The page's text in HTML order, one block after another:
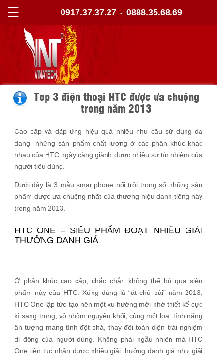
☰ 0917.37.37.27 - 0888.35.68.69
Top 3 điện thoại HTC được ưa chuộng
trong năm 2013
Cao cấp và đáp ứng hiệu quả nhiều nhu cầu sử dụng đa
dạng, những sản phẩm chất lượng ở các phân khúc khác
nhau của HTC ngày càng giành được nhiều sự tín nhiệm của
người tiêu dùng.
Dưới đây là 3 mẫu smartphone nổi trội trong số những sản
phẩm được ưa chuộng nhất của thương hiệu danh tiếng này
trong năm 2013.
HTC ONE – SIÊU PHẨM ĐOẠT NHIỀU GIẢI
THƯỞNG DANH GIÁ
Ở phân khúc cao cấp, chắc chắn không thể bỏ qua siêu
phẩm này của HTC. Xứng đáng là “át chủ bài” năm 2013,
HTC One lập tức tạo nên một xu hướng mới nhờ thiết kế cực
kì sang trọng, vỏ nhôm nguyên khối, cùng một loạt tính năng
ấn tượng mang tính đột phá, thay đổi toàn diện trải nghiệm
di động của người dùng. Không phải ngẫu nhiên mà HTC
One liên tục nhận được nhiều giải thưởng danh giá như giải